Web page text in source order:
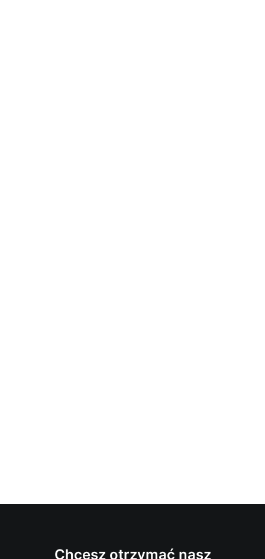
Chcesz otrzymać nasz